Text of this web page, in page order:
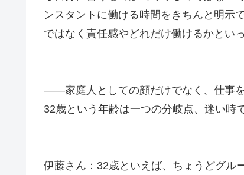
ンスタントに働ける時間をきちんと明示
ではなく責任感やどれだけ働けるかとい
――家庭人としての顔だけでなく、仕事
32歳という年齢は一つの分岐点、迷い時
伊藤さん：32歳といえば、ちょうどグル